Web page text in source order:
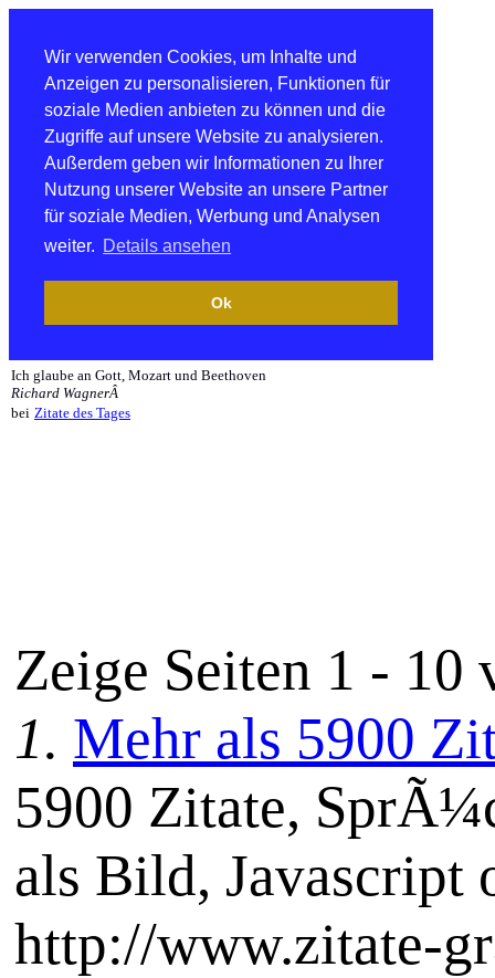
Wir verwenden Cookies, um Inhalte und
Anzeigen zu personalisieren, Funktionen für
soziale Medien anbieten zu können und die
Zugriffe auf unsere Website zu analysieren.
Außerdem geben wir Informationen zu Ihrer
Nutzung unserer Website an unsere Partner
für soziale Medien, Werbung und Analysen
weiter. Details ansehen
Ok
Ich glaube an Gott, Mozart und Beethoven
Richard WagnerÂ
bei Zitate des Tages
Zeige Seiten 1 - 10
1. Mehr als 5900
5900 Zitate,
als Bild, Javascript
http://www.zitate-